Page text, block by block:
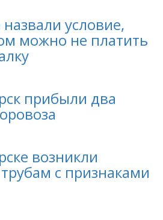
условие,
можно не платить
прибыли два
возникли
с признаками